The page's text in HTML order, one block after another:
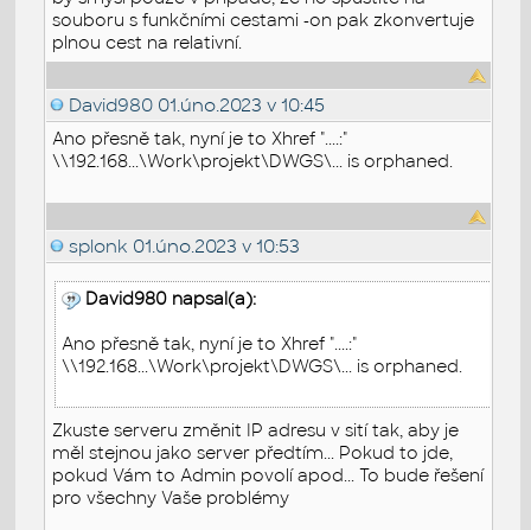
souboru s funkčními cestami -on pak zkonvertuje
plnou cest na relativní.
David980 01.úno.2023 v 10:45
Ano přesně tak, nyní je to Xhref "....:"
\\192.168...\Work\projekt\DWGS\... is orphaned.
splonk 01.úno.2023 v 10:53
David980 napsal(a):
Ano přesně tak, nyní je to Xhref "....:"
\\192.168...\Work\projekt\DWGS\... is orphaned.
Zkuste serveru změnit IP adresu v sití tak, aby je
měl stejnou jako server předtím... Pokud to jde,
pokud Vám to Admin povolí apod... To bude řešení
pro všechny Vaše problémy